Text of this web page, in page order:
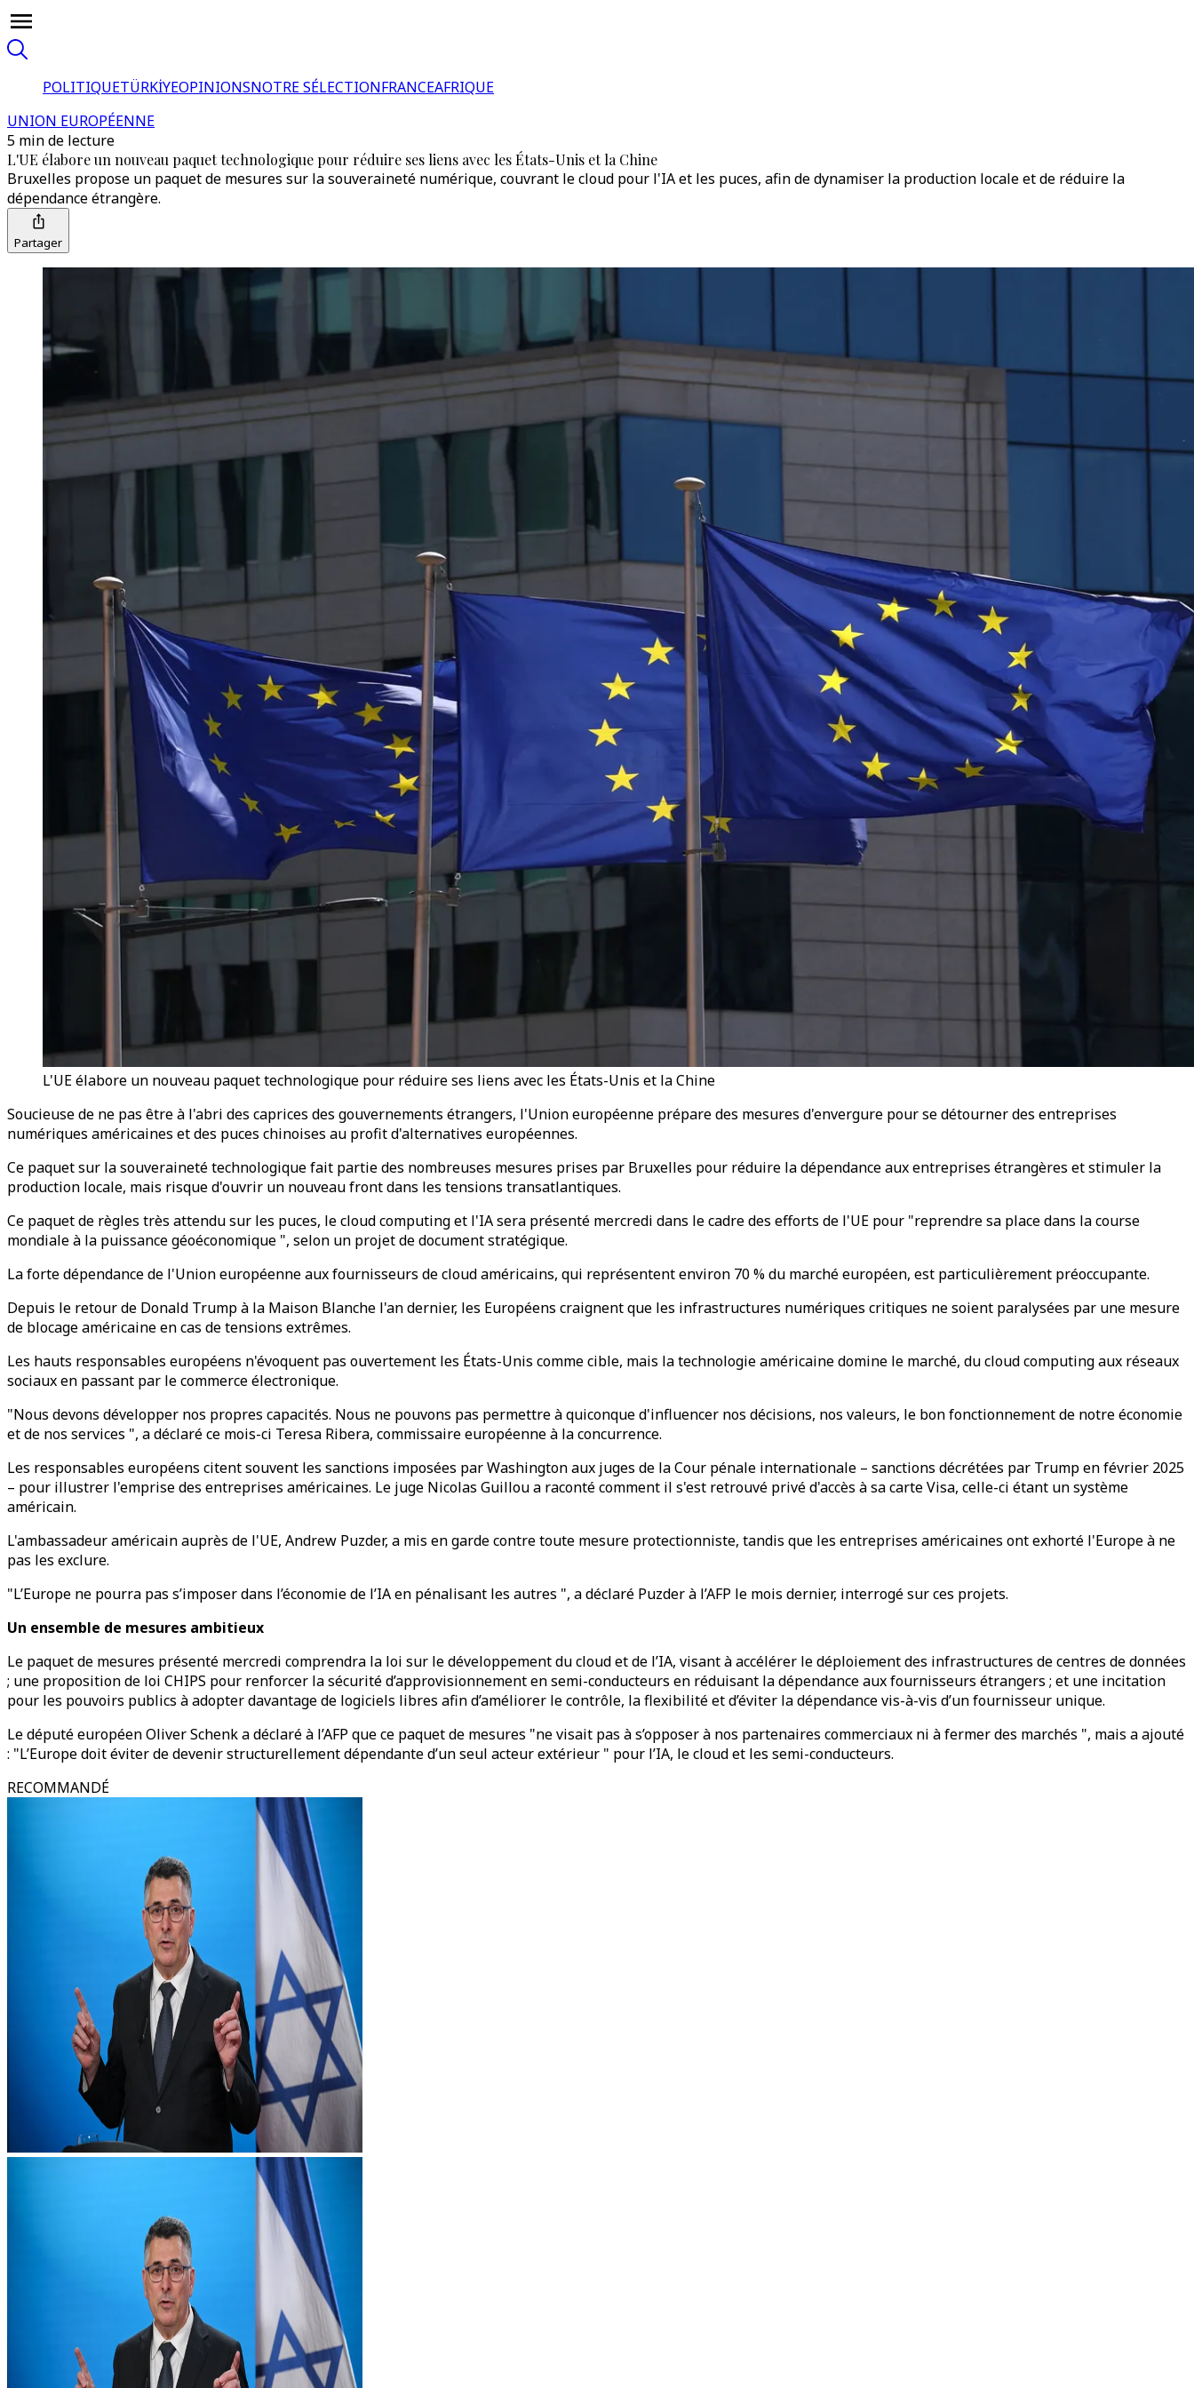
POLITIQUETÜRKİYEOPINIONSNOTRE SÉLECTIONFRANCEAFRIQUE
UNION EUROPÉENNE
5 min de lecture
L'UE élabore un nouveau paquet technologique pour réduire ses liens avec les États-Unis et la Chine
Bruxelles propose un paquet de mesures sur la souveraineté numérique, couvrant le cloud pour l'IA et les puces, afin de dynamiser la production locale et de réduire la
dépendance étrangère.
Partager
L'UE élabore un nouveau paquet technologique pour réduire ses liens avec les États-Unis et la Chine
Soucieuse de ne pas être à l'abri des caprices des gouvernements étrangers, l'Union européenne prépare des mesures d'envergure pour se détourner des entreprises
numériques américaines et des puces chinoises au profit d'alternatives européennes.
Ce paquet sur la souveraineté technologique fait partie des nombreuses mesures prises par Bruxelles pour réduire la dépendance aux entreprises étrangères et stimuler la
production locale, mais risque d'ouvrir un nouveau front dans les tensions transatlantiques.
Ce paquet de règles très attendu sur les puces, le cloud computing et l'IA sera présenté mercredi dans le cadre des efforts de l'UE pour "reprendre sa place dans la course
mondiale à la puissance géoéconomique ", selon un projet de document stratégique.
La forte dépendance de l'Union européenne aux fournisseurs de cloud américains, qui représentent environ 70 % du marché européen, est particulièrement préoccupante.
Depuis le retour de Donald Trump à la Maison Blanche l'an dernier, les Européens craignent que les infrastructures numériques critiques ne soient paralysées par une mesure
de blocage américaine en cas de tensions extrêmes.
Les hauts responsables européens n'évoquent pas ouvertement les États-Unis comme cible, mais la technologie américaine domine le marché, du cloud computing aux réseaux
sociaux en passant par le commerce électronique.
"Nous devons développer nos propres capacités. Nous ne pouvons pas permettre à quiconque d'influencer nos décisions, nos valeurs, le bon fonctionnement de notre économie
et de nos services ", a déclaré ce mois-ci Teresa Ribera, commissaire européenne à la concurrence.
Les responsables européens citent souvent les sanctions imposées par Washington aux juges de la Cour pénale internationale – sanctions décrétées par Trump en février 2025
– pour illustrer l'emprise des entreprises américaines. Le juge Nicolas Guillou a raconté comment il s'est retrouvé privé d'accès à sa carte Visa, celle-ci étant un système
américain.
L'ambassadeur américain auprès de l'UE, Andrew Puzder, a mis en garde contre toute mesure protectionniste, tandis que les entreprises américaines ont exhorté l'Europe à ne
pas les exclure.
"L’Europe ne pourra pas s’imposer dans l’économie de l’IA en pénalisant les autres ", a déclaré Puzder à l’AFP le mois dernier, interrogé sur ces projets.
Un ensemble de mesures ambitieux
Le paquet de mesures présenté mercredi comprendra la loi sur le développement du cloud et de l’IA, visant à accélérer le déploiement des infrastructures de centres de données
; une proposition de loi CHIPS pour renforcer la sécurité d’approvisionnement en semi-conducteurs en réduisant la dépendance aux fournisseurs étrangers ; et une incitation
pour les pouvoirs publics à adopter davantage de logiciels libres afin d’améliorer le contrôle, la flexibilité et d’éviter la dépendance vis-à-vis d’un fournisseur unique.
Le député européen Oliver Schenk a déclaré à l’AFP que ce paquet de mesures "ne visait pas à s’opposer à nos partenaires commerciaux ni à fermer des marchés ", mais a ajouté
: "L’Europe doit éviter de devenir structurellement dépendante d’un seul acteur extérieur " pour l’IA, le cloud et les semi-conducteurs.
RECOMMANDÉ